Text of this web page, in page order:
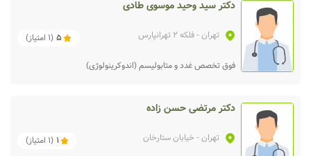
دکتر سید وحید موسوی طادی
تهران- فلکه 2 تهرانپارس 5
(
1 امتیاز)
فوق تخصص غدد و متابولیسم (اندوکرینولوژی)
دکتر مرتضی حسن زاده
تهران- خیابان ستارخان 1
(
1 امتیاز)